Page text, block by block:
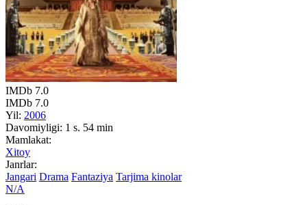
IMDb 7.0
IMDb 7.0
Yil: 2006
Davomiyligi: 1 s. 54 min
Mamlakat:
Xitoy
Janrlar:
Jangari Drama Fantaziya Tarjima kinolar
N/A